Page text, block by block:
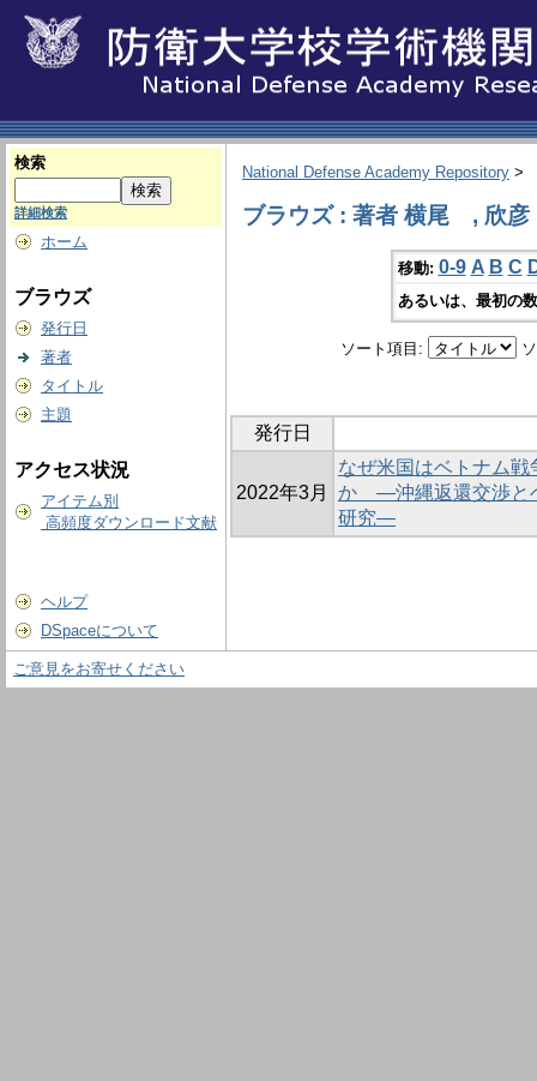
検索
詳細検索
ホーム
ブラウズ
発行日
著者
タイトル
主題
アクセス状況
アイテム別
高頻度ダウンロード文献
ヘルプ
DSpaceについて
National Defense Academy Repository >
ブラウズ : 著者 横尾 , 欣彦
移動: 0-9 A B C
あるいは、最初の
ソート項目:
発行日
2022年3月
なぜ米国はベトナム
か ―沖縄返還交渉と
研究―
ご意見をお寄せください